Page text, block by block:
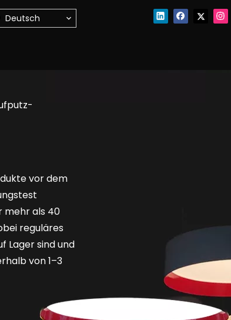
Deutsch
vor dem
mehr als 40
reguläres
Lager sind und
von 1–3